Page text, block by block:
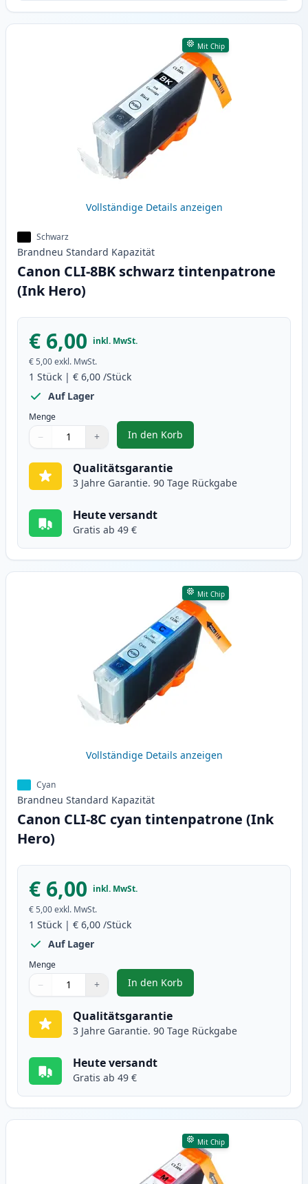
Mit Chip
Vollständige Details anzeigen
Schwarz
Brandneu Standard Kapazität
Canon CLI-8BK schwarz tintenpatrone
(Ink Hero)
€ 6,00 inkl. MwSt.
€ 5,00exkl. MwSt.
1 Stück | € 6,00 /Stück
Auf Lager
Menge
Verwenden Sie die Tasten, um anzupassen
− +
1
In den Korb
, Canon CLI-8BK schwarz
Qualitätsgarantie
3 Jahre Garantie. 90 Tage Rückgabe
Heute versandt
Gratis ab 49 €
Mit Chip
Vollständige Details anzeigen
Cyan
Brandneu Standard Kapazität
Canon CLI-8C cyan tintenpatrone (Ink
Hero)
€ 6,00 inkl. MwSt.
€ 5,00exkl. MwSt.
1 Stück | € 6,00 /Stück
Auf Lager
Menge
Verwenden Sie die Tasten, um anzupassen
− +
1
In den Korb
, Canon CLI-8C cyan
Qualitätsgarantie
3 Jahre Garantie. 90 Tage Rückgabe
Heute versandt
Gratis ab 49 €
Mit Chip